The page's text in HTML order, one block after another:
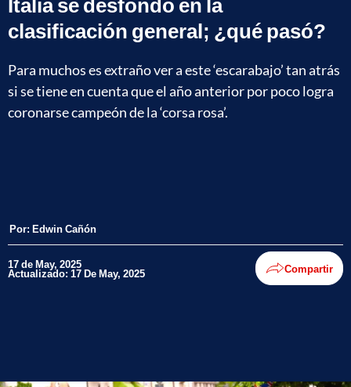
clasificación general; ¿qué pasó?
Para muchos es extraño ver a este ‘escarabajo’ tan atrás
si se tiene en cuenta que el año anterior por poco logra
coronarse campeón de la ‘corsa rosa’.
Por: Edwin Cañón
17 de May, 2025
Actualizado: 17 De May, 2025 Compartir